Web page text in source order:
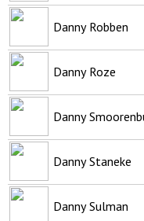
Danny Robben
Danny Roze
Danny
Danny Staneke
Danny Sulman